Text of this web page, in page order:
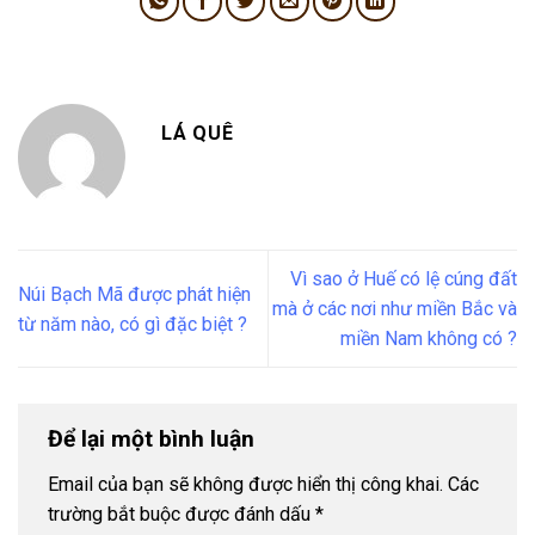
LÁ QUÊ
Núi Bạch Mã được phát hiện
từ năm nào, có gì đặc biệt ?
Vì sao ở Huế có lệ cúng đất
mà ở các nơi như miền Bắc và
miền Nam không có ?
Để lại một bình luận
Email của bạn sẽ không được hiển thị công khai. Các
trường bắt buộc được đánh dấu *